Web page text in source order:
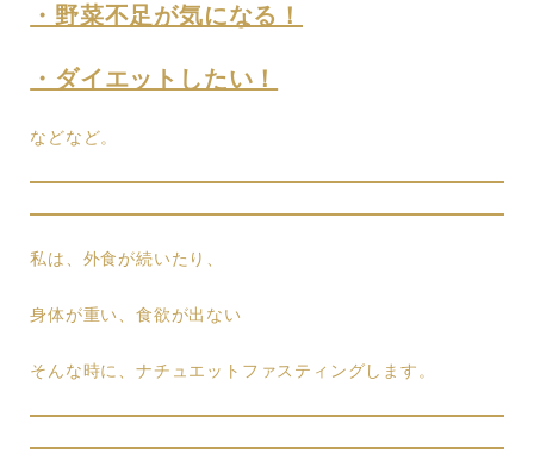
・野菜不足が気になる！
・ダイエットしたい！
などなど。
私は、外食が続いたり、
身体が重い、食欲が出ない
そんな時に、ナチュエットファスティングします。